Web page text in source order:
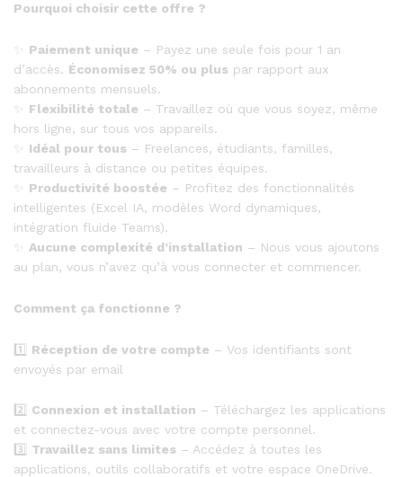
Pourquoi choisir cette offre ?
Paiement unique – Payez une seule fois pour 1 an
d’accès. Économisez 50% ou plus par rapport aux
abonnements mensuels.
Flexibilité totale – Travaillez où que vous soyez, même
hors ligne, sur tous vos appareils.
Idéal pour tous – Freelances, étudiants, familles,
travailleurs à distance ou petites équipes.
Productivité boostée – Profitez des fonctionnalités
intelligentes (Excel IA, modèles Word dynamiques,
intégration fluide Teams).
Aucune complexité d’installation – Nous vous ajoutons
au plan, vous n’avez qu’à vous connecter et commencer.
Comment ça fonctionne ?
1️⃣ Réception de votre compte – Vos identifiants sont
envoyés par email
2️⃣ Connexion et installation – Téléchargez les applications
et connectez-vous avec votre compte personnel.
3️⃣ Travaillez sans limites – Accédez à toutes les
applications, outils collaboratifs et votre espace OneDrive.